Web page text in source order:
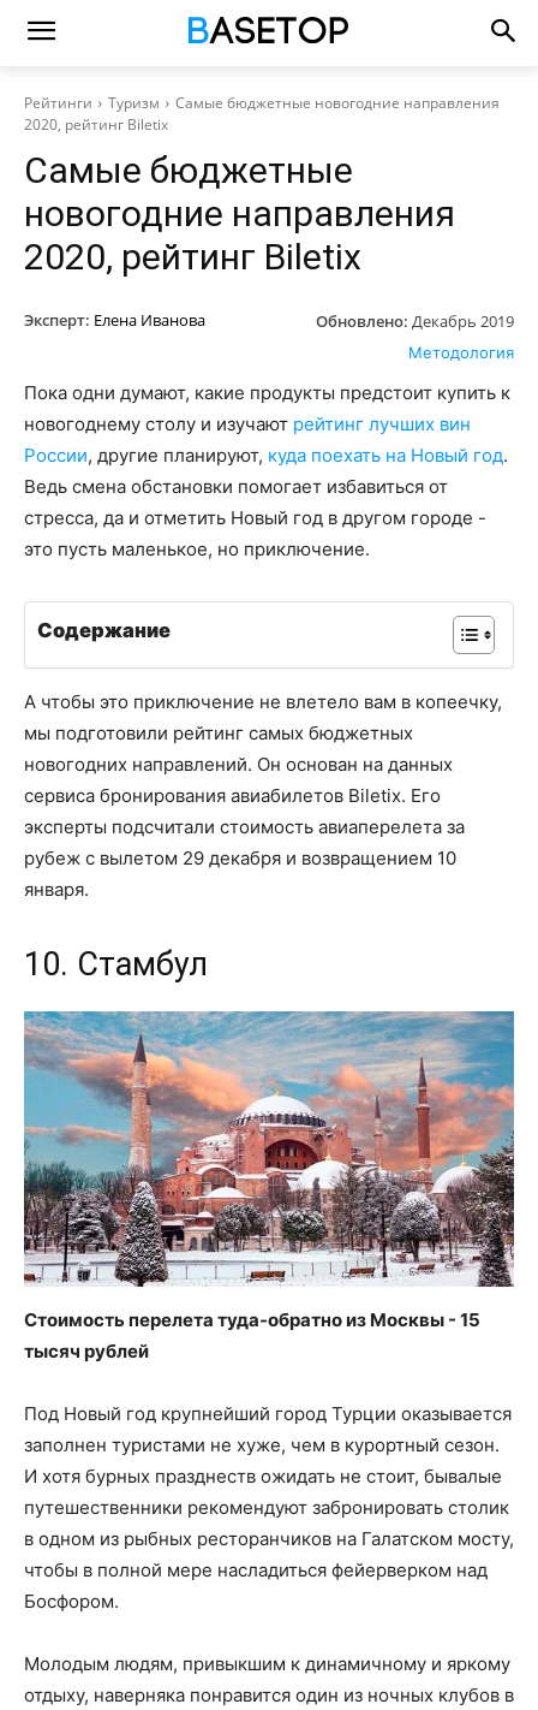
Рейтинги Туризм
Самые бюджетные новогодние направления
2020, рейтинг Biletix
Самые бюджетные
новогодние направления
2020, рейтинг Biletix
Эксперт: Елена Иванова Обновлено: Декабрь 2019
Методология
Пока одни думают, какие продукты предстоит купить к
новогоднему столу и изучают рейтинг лучших вин
России, другие планируют, куда поехать на Новый год.
Ведь смена обстановки помогает избавиться от
стресса, да и отметить Новый год в другом городе -
это пусть маленькое, но приключение.
Содержание
А чтобы это приключение не влетело вам в копеечку,
мы подготовили рейтинг самых бюджетных
новогодних направлений. Он основан на данных
сервиса бронирования авиабилетов Biletix. Его
эксперты подсчитали стоимость авиаперелета за
рубеж с вылетом 29 декабря и возвращением 10
января.
10. Стамбул
Стоимость перелета туда-обратно из Москвы - 15
тысяч рублей
Под Новый год крупнейший город Турции оказывается
заполнен туристами не хуже, чем в курортный сезон.
И хотя бурных празднеств ожидать не стоит, бывалые
путешественники рекомендуют забронировать столик
в одном из рыбных ресторанчиков на Галатском мосту,
чтобы в полной мере насладиться фейерверком над
Босфором.
Молодым людям, привыкшим к динамичному и яркому
отдыху, наверняка понравится один из ночных клубов в